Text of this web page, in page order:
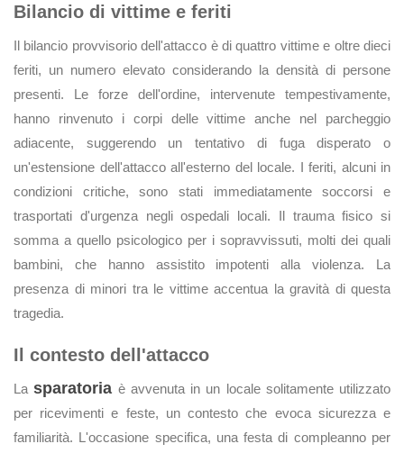
Bilancio di vittime e feriti
Il bilancio provvisorio dell'attacco è di quattro vittime e oltre dieci
feriti, un numero elevato considerando la densità di persone
presenti. Le forze dell'ordine, intervenute tempestivamente,
hanno rinvenuto i corpi delle vittime anche nel parcheggio
adiacente, suggerendo un tentativo di fuga disperato o
un'estensione dell'attacco all'esterno del locale. I feriti, alcuni in
condizioni critiche, sono stati immediatamente soccorsi e
trasportati d'urgenza negli ospedali locali. Il trauma fisico si
somma a quello psicologico per i sopravvissuti, molti dei quali
bambini, che hanno assistito impotenti alla violenza. La
presenza di minori tra le vittime accentua la gravità di questa
tragedia.
Il contesto dell'attacco
Lasparatoria è avvenuta in un locale solitamente utilizzato
per ricevimenti e feste, un contesto che evoca sicurezza e
familiarità. L'occasione specifica, una festa di compleanno per